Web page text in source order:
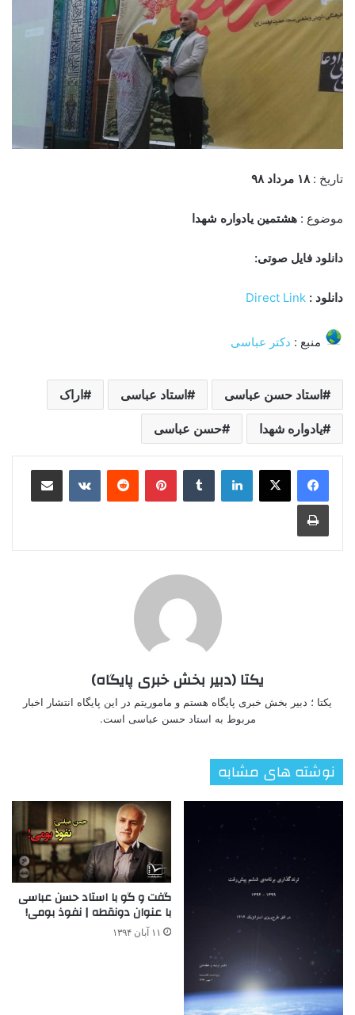
تاریخ : ۱۸ مرداد ۹۸
موضوع : هشتمین یادواره شهدا
دانلود فایل صوتی:
دانلود : Direct Link
منبع : دکتر عباسی
استاد حسن عباسی استاد عباسی اراک
یادواره شهدا حسن عباسی
لینکدین ‫تامبلر ‫پین‌ترست‫رددیت ‫VKontakteاشتراک گذاری از طریق ایمیل
چاپ
یکتا (دبیر بخش خبری پایگاه)
یکتا ؛ دبیر بخش خبری پایگاه هستم و ماموریتم در این پایگاه انتشار اخبار
مربوط به استاد حسن عباسی است.
نوشته های مشابه
گفت و گو با استاد حسن عباسی
با عنوان دونقطه | نفوذ بومی!
۱۱ آبان ۱۳۹۴